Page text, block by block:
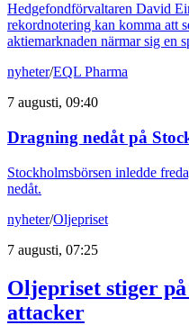
Hedgefondförvaltaren David
rekordnotering kan komma att
aktiemarknaden närmar sig en
nyheter/EQL Pharma
7 augusti, 09:40
Dragning nedåt på
Stockholmsbörsen inledde
nedåt.
nyheter/Oljepriset
7 augusti, 07:25
Oljepriset stiger
attacker